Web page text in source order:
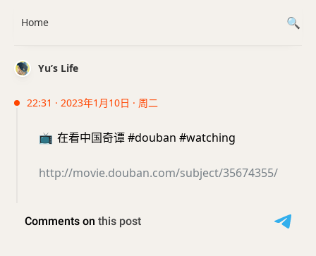
Yu’s Life
22:31 · 2023年1月10日 · 周二
📺 在看中国奇谭 #douban #watching
http://movie.douban.com/subject/35674355/
Home